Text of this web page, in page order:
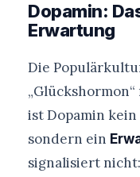
Dopamin:
Erwartung
Die
ist Dopamin
sondern ein
signalisiert nicht: